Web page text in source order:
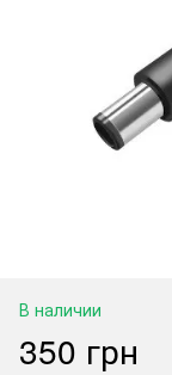
В наличии
350 грн